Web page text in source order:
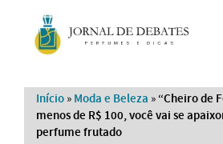
Início » Moda e Beleza » “Cheiro de
menos de R$ 100, você vai se
perfume frutado